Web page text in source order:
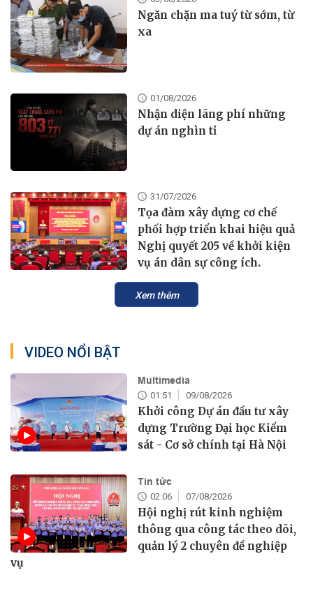
Ngăn chặn ma tuý từ sớm, từ
xa
01/08/2026
Nhận diện lãng phí những
dự án nghìn tỉ
31/07/2026
Tọa đàm xây dựng cơ chế
phối hợp triển khai hiệu quả
Nghị quyết 205 về khởi kiện
vụ án dân sự công ích.
Xem thêm
VIDEO NỔI BẬT
Multimedia
01:51 09/08/2026
Khởi công Dự án đầu tư xây
dựng Trường Đại học Kiểm
sát - Cơ sở chính tại Hà Nội
Tin tức
02:06 07/08/2026
Hội nghị rút kinh nghiệm
thông qua công tác theo dõi,
quản lý 2 chuyên đề nghiệp
vụ